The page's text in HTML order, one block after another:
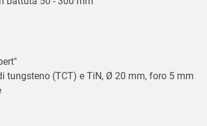
tungsteno (TCT) e TiN, Ø 20 mm, foro 5 mm